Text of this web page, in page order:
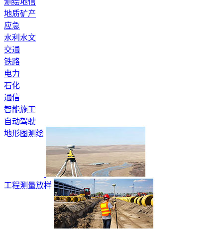
测绘地信
地质矿产
应急
水利水文
交通
铁路
电力
石化
通信
智能施工
自动驾驶
地形图测绘
工程测量放样